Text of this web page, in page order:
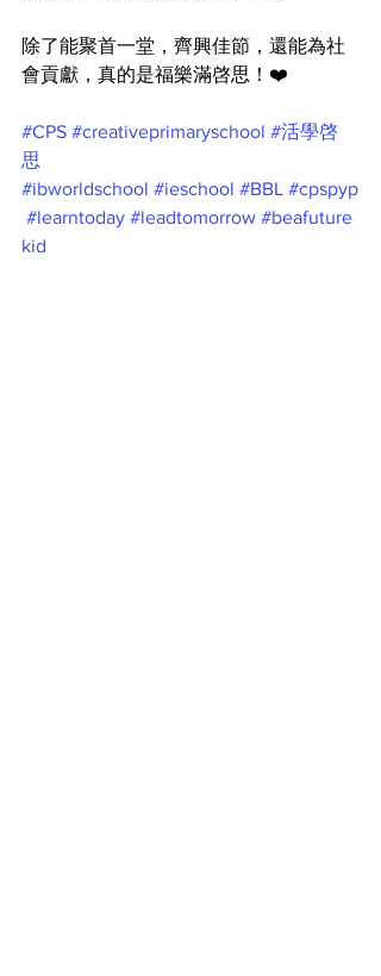
除了能聚首一堂，齊興佳節，還能為社
會貢獻，真的是福樂滿啓思！❤️
#CPS #creativeprimaryschool #活學啓
思
#ibworldschool #ieschool #BBL #cpspyp
#learntoday #leadtomorrow #beafuture
kid